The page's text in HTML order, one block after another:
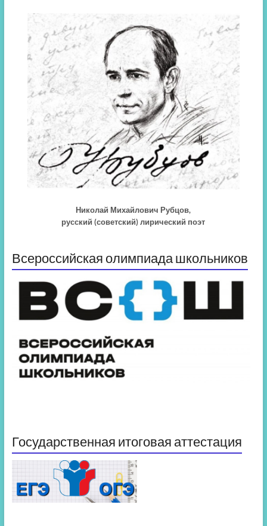
Николай Михайлович Рубцов,
русский (советский) лирический поэт
Всероссийская олимпиада школьников
Государственная итоговая аттестация